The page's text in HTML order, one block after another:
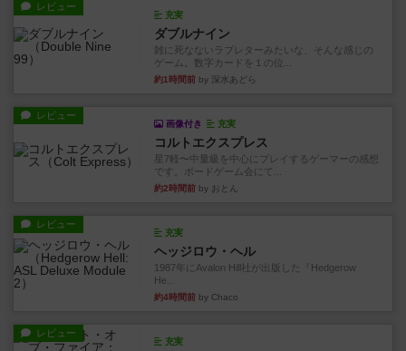
レビュー
充実
ダブルナイン
雑に死なないラブレターみたいな、そんな感じの
ゲーム。数字カードを１の位...
約1時間前 by 深水あどら
レビュー
画像付き 充実
コルトエクスプレス
星7軽〜中量級を中心にプレイするゲーマーの感想
です。ボードゲーム会にて...
約2時間前 by おとん
レビュー
充実
ヘッジロウ・ヘル
1987年にAvalon Hill社が出版した『Hedgerow
He...
約4時間前 by Chaco
レビュー
充実